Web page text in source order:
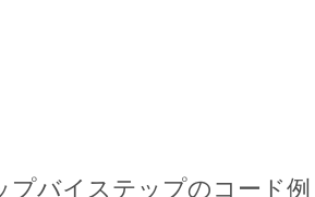
プバイステップのコード例